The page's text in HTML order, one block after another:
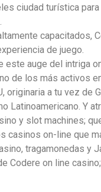
ciudad turística
capacitados,
de juego.
este auge del intriga
de los más activos
originaria a tu vez
Latinoamericano. Y
y slot machines;
casinos on-line que
tragamonedas y
Codere on line